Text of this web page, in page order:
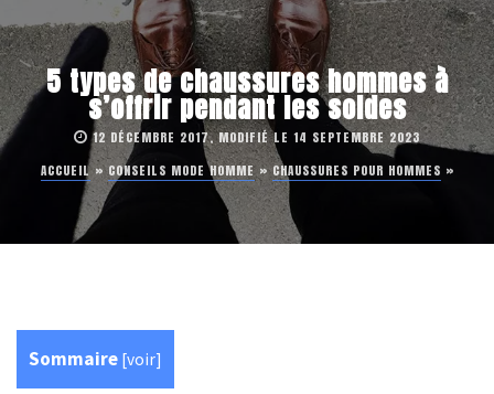
5 types de chaussures hommes à
s’offrir pendant les soldes
12 DÉCEMBRE 2017, MODIFIÉ LE 14 SEPTEMBRE 2023
ACCUEIL »CONSEILS MODE HOMME»CHAUSSURES POUR HOMMES »
Sommaire [voir]